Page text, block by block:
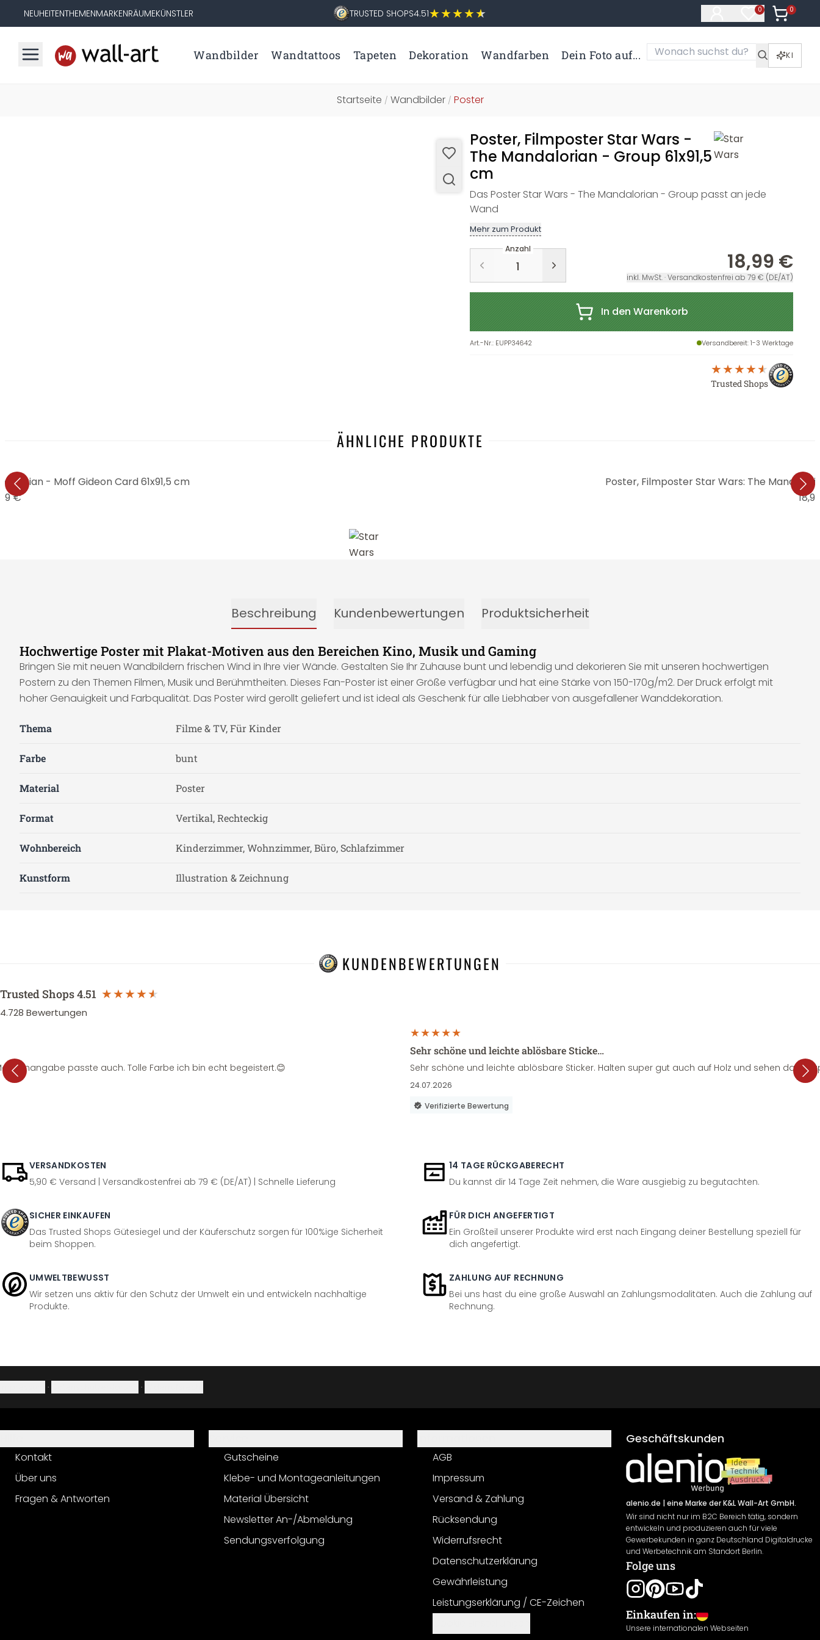
NEUHEITENTHEMENMARKENRÄUMEKÜNSTLER TRUSTED SHOPS4.51 0
Artikel im
0
Artikel
Wandbilder Wandtattoos Tapeten Dekoration Wandfarben Dein Foto auf... KI
Startseite / Wandbilder/ Poster
Poster, Filmposter Star Wars -
The Mandalorian - Group 61x91,5
cm
Das Poster Star Wars - The Mandalorian - Group passt an jede
Wand
Mehr zum Produkt
Anzahl
18,99 €
inkl. MwSt. · Versandkostenfrei ab 79 € (DE/AT)
In den Warenkorb
Art.-Nr.: EUPP34642 Versandbereit: 1-3 Werktage
Trusted Shops
ÄHNLICHE PRODUKTE
- Moff Gideon Card 61x91,5 cm
€
Poster, Filmposter Star Wars: The
Beschreibung Kundenbewertungen Produktsicherheit
Hochwertige Poster mit Plakat-Motiven aus den Bereichen Kino, Musik und Gaming
Bringen Sie mit neuen Wandbildern frischen Wind in Ihre vier Wände. Gestalten Sie Ihr Zuhause bunt und lebendig und dekorieren Sie mit unseren hochwertigen
Postern zu den Themen Filmen, Musik und Berühmtheiten. Dieses Fan-Poster ist einer Größe verfügbar und hat eine Stärke von 150-170g/m2. Der Druck erfolgt mit
hoher Genauigkeit und Farbqualität. Das Poster wird gerollt geliefert und ist ideal als Geschenk für alle Liebhaber von ausgefallener Wanddekoration.
Thema Filme & TV, Für Kinder
Farbe bunt
Material Poster
Format Vertikal, Rechteckig
Wohnbereich Kinderzimmer, Wohnzimmer, Büro, Schlafzimmer
Kunstform Illustration & Zeichnung
KUNDENBEWERTUNGEN
Trusted Shops4.51
4.728 Bewertungen
passte auch. Tolle Farbe ich bin echt begeistert.😊
Sehr schöne und leichte ablösbare Sticke…
Sehr schöne und leichte ablösbare Sticker. Halten super gut auch auf Holz und sehen dazu
24.07.2026
Verifizierte Bewertung
VERSANDKOSTEN
5,90 € Versand | Versandkostenfrei ab 79 € (DE/AT) | Schnelle Lieferung
14 TAGE RÜCKGABERECHT
Du kannst dir 14 Tage Zeit nehmen, die Ware ausgiebig zu begutachten.
SICHER EINKAUFEN
Das Trusted Shops Gütesiegel und der Käuferschutz sorgen für 100%ige Sicherheit
beim Shoppen.
FÜR DICH ANGEFERTIGT
Ein Großteil unserer Produkte wird erst nach Eingang deiner Bestellung speziell für
dich angefertigt.
UMWELTBEWUSST
Wir setzen uns aktiv für den Schutz der Umwelt ein und entwickeln nachhaltige
Produkte.
ZAHLUNG AUF RECHNUNG
Bei uns hast du eine große Auswahl an Zahlungsmodalitäten. Auch die Zahlung auf
Rechnung.
· ·
Kontakt
Über uns
Fragen & Antworten
Gutscheine
Klebe- und Montageanleitungen
Material Übersicht
Newsletter An-/Abmeldung
Sendungsverfolgung
AGB
Impressum
Versand & Zahlung
Rücksendung
Widerrufsrecht
Datenschutzerklärung
Gewährleistung
Leistungserklärung / CE-Zeichen
Geschäftskunden
alenio.de | eine Marke der K&L Wall-Art GmbH.
Wir sind nicht nur im B2C Bereich tätig, sondern
entwickeln und produzieren auch für viele
Gewerbekunden in ganz Deutschland Digitaldrucke
und Werbetechnik am Standort Berlin.
Folge uns
Einkaufen in:
Unsere internationalen Webseiten